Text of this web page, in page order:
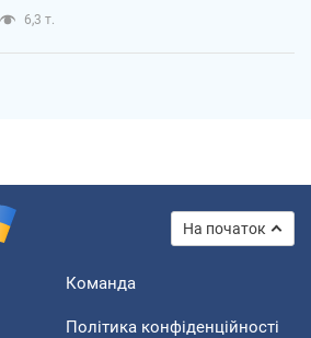
6,3 т.
На початок
Команда
Політика конфіденційності